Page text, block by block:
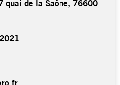
quai de la Saône, 76600